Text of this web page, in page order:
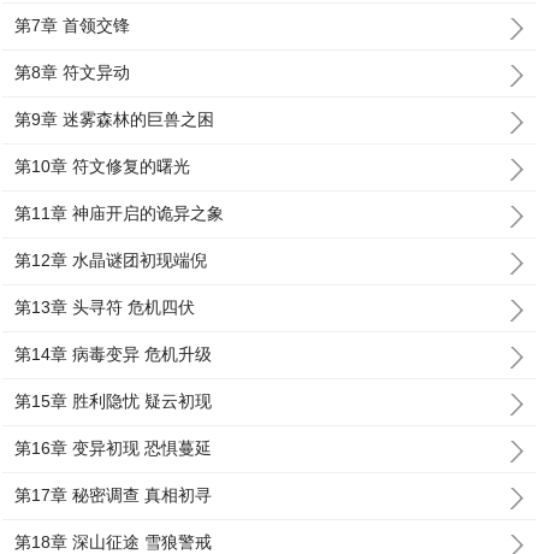
第7章 首领交锋
第8章 符文异动
第9章 迷雾森林的巨兽之困
第10章 符文修复的曙光
第11章 神庙开启的诡异之象
第12章 水晶谜团初现端倪
第13章 头寻符 危机四伏
第14章 病毒变异 危机升级
第15章 胜利隐忧 疑云初现
第16章 变异初现 恐惧蔓延
第17章 秘密调查 真相初寻
第18章 深山征途 雪狼警戒